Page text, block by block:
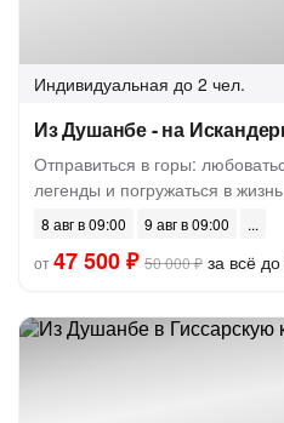
Индивидуальная до 2 чел.
Из Душанбе - на
Отправиться в горы:
легенды и погружаться в
8 авг в 09:00
9 авг в 09:00
от47 500 ₽ 50 000 ₽ за всё